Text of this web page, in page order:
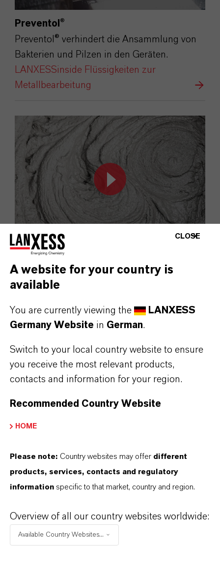
Preventol®
Preventol® verhindert die Ansammlung von
Bakterien und Pilzen in den Geräten.
LANXESSinside Flüssigkeiten zur
Metallbearbeitung
Preventol®
Preventol® verbessert die Haltbarkeit von
Betonzusatzmitteln.
Preventol® schützt Haushaltsreiniger vor
schlechten Gerüchen und Verfärbungen.
CLOSE
A website for your country is
available
You are currently viewing the
LANXESS
Germany Website in German.
Switch to your local country website to ensure
you receive the most relevant products,
contacts and information for your region.
Recommended Country Website
HOME
Please note: Country websites may offer different
products, services, contacts and regulatory
information specific to that market, country and region.
Overview of all our country websites worldwide:
Available Country Websites...